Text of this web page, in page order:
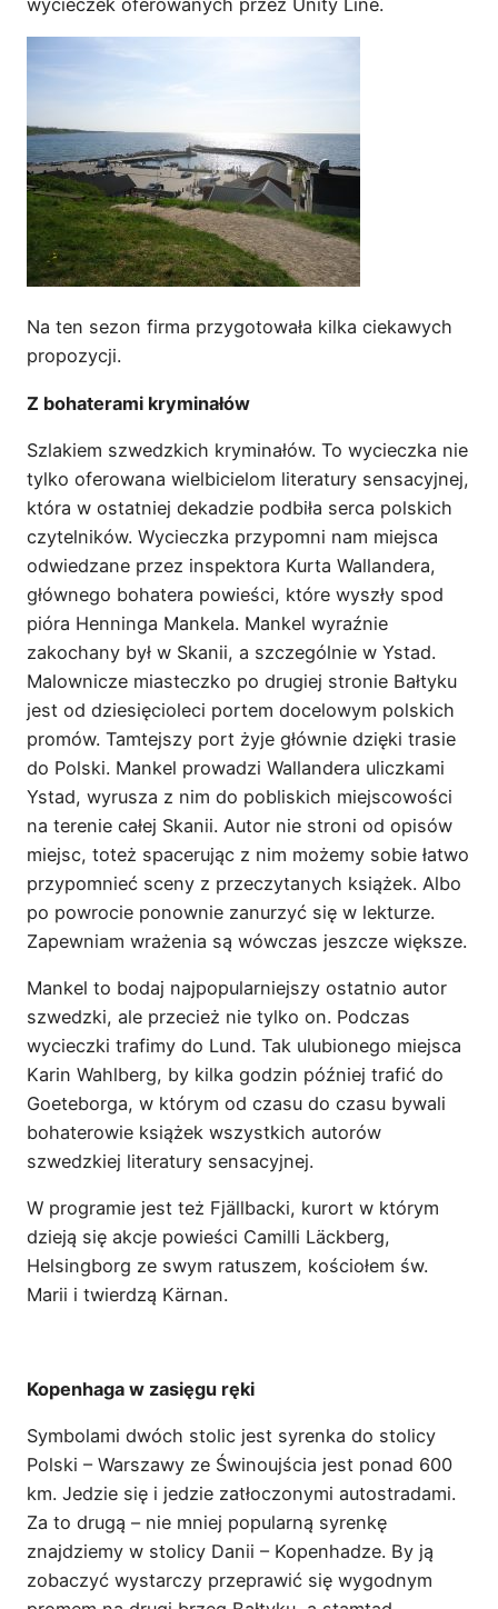
Na ten sezon firma przygotowała kilka ciekawych
propozycji.
Z bohaterami kryminałów
Szlakiem szwedzkich kryminałów. To wycieczka nie
tylko oferowana wielbicielom literatury sensacyjnej,
która w ostatniej dekadzie podbiła serca polskich
czytelników. Wycieczka przypomni nam miejsca
odwiedzane przez inspektora Kurta Wallandera,
głównego bohatera powieści, które wyszły spod
pióra Henninga Mankela. Mankel wyraźnie
zakochany był w Skanii, a szczególnie w Ystad.
Malownicze miasteczko po drugiej stronie Bałtyku
jest od dziesięcioleci portem docelowym polskich
promów. Tamtejszy port żyje głównie dzięki trasie
do Polski. Mankel prowadzi Wallandera uliczkami
Ystad, wyrusza z nim do pobliskich miejscowości
na terenie całej Skanii. Autor nie stroni od opisów
miejsc, toteż spacerując z nim możemy sobie łatwo
przypomnieć sceny z przeczytanych książek. Albo
po powrocie ponownie zanurzyć się w lekturze.
Zapewniam wrażenia są wówczas jeszcze większe.
Mankel to bodaj najpopularniejszy ostatnio autor
szwedzki, ale przecież nie tylko on. Podczas
wycieczki trafimy do Lund. Tak ulubionego miejsca
Karin Wahlberg, by kilka godzin później trafić do
Goeteborga, w którym od czasu do czasu bywali
bohaterowie książek wszystkich autorów
szwedzkiej literatury sensacyjnej.
W programie jest też Fjällbacki, kurort w którym
dzieją się akcje powieści Camilli Läckberg,
Helsingborg ze swym ratuszem, kościołem św.
Marii i twierdzą Kärnan.
Kopenhaga w zasięgu ręki
Symbolami dwóch stolic jest syrenka do stolicy
Polski – Warszawy ze Świnoujścia jest ponad 600
km. Jedzie się i jedzie zatłoczonymi autostradami.
Za to drugą – nie mniej popularną syrenkę
znajdziemy w stolicy Danii – Kopenhadze. By ją
zobaczyć wystarczy przeprawić się wygodnym